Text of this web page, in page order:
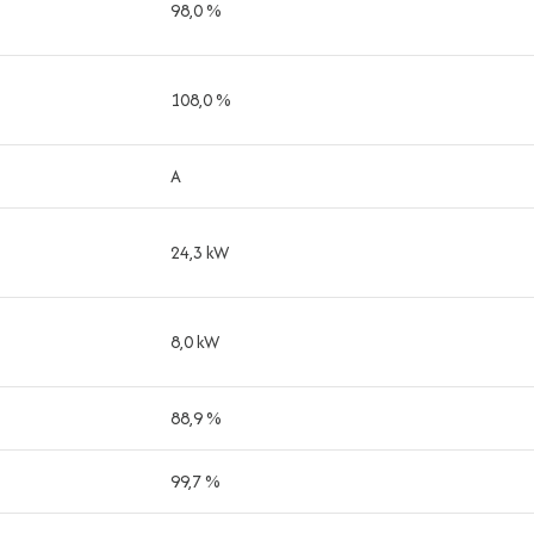
98,0 %
108,0 %
A
24,3 kW
8,0 kW
88,9 %
99,7 %